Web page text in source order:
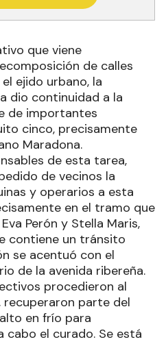
que viene
de calles
ejido urbano, la
dio continuidad a la
de importantes
cinco, precisamente
Maradona.
de esta tarea,
de vecinos la
y operarios a esta
en el tramo que
Perón y Stella Maris,
contiene un tránsito
se acentuó con el
de la avenida ribereña.
procedieron al
recuperaron parte del
en frío para
el curado. Se está